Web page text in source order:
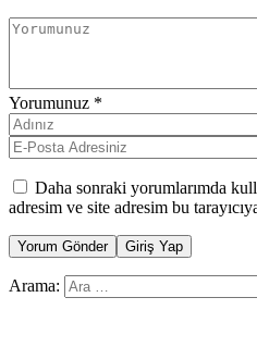
Yorumunuz *
Daha sonraki yorumlarımda
adresim ve site adresim bu
Yorum Gönder Giriş Yap
Arama: